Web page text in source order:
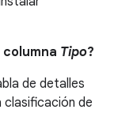
Tipo?
de detalles
clasificación de